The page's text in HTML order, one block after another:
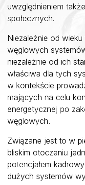
uwzględnieniem
społecznych.
Niezależnie od
węglowych
niezależnie od ich
właściwa dla tych
w kontekście
mających na celu
energetycznej po
węglowych.
Związane jest to w
bliskim otoczeniu
potencjałem
dużych systemów